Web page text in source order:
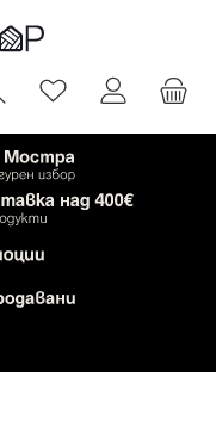
Имате 0